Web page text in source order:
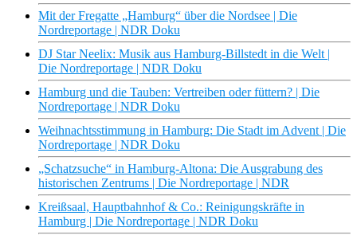
Mit der Fregatte „Hamburg“ über die Nordsee | Die
Nordreportage | NDR Doku
DJ Star Neelix: Musik aus Hamburg-Billstedt in die Welt |
Die Nordreportage | NDR Doku
Hamburg und die Tauben: Vertreiben oder füttern? | Die
Nordreportage | NDR Doku
Weihnachtsstimmung in Hamburg: Die Stadt im Advent | Die
Nordreportage | NDR Doku
„Schatzsuche“ in Hamburg-Altona: Die Ausgrabung des
historischen Zentrums | Die Nordreportage | NDR
Kreißsaal, Hauptbahnhof & Co.: Reinigungskräfte in
Hamburg | Die Nordreportage | NDR Doku